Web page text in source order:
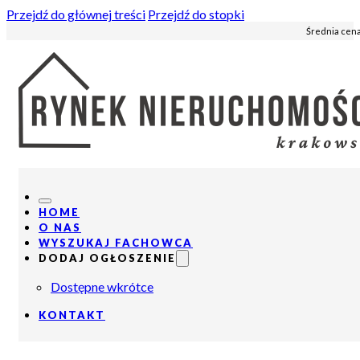
Przejdź do głównej treści Przejdź do stopki
Średnia
HOME
O NAS
WYSZUKAJ FACHOWCA
DODAJ OGŁOSZENIE
Dostępne wkrótce
KONTAKT